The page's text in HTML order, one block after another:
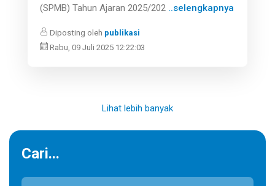
(SPMB) Tahun Ajaran 2025/202 ..selengkapnya
Diposting oleh publikasi
Rabu, 09 Juli 2025 12:22:03
Lihat lebih banyak
Cari...